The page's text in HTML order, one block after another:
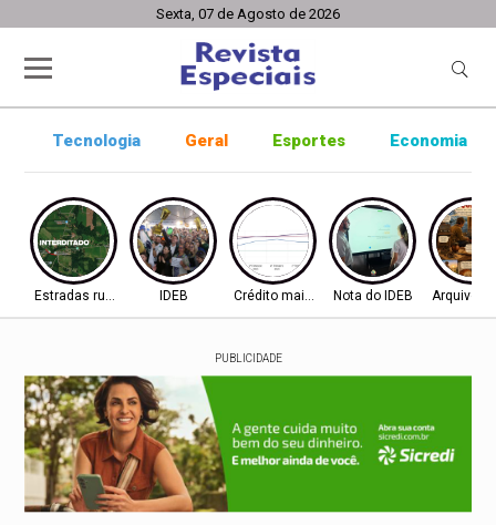
Sexta, 07 de Agosto de 2026
Tecnologia Geral Esportes Economia
Estradas rurais IDEB Crédito mais difícilNota do IDEB Arquivo
PUBLICIDADE